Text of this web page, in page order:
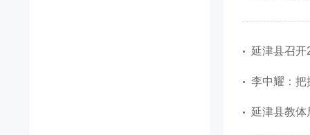
延津县召开
李中耀：把
延津县教体